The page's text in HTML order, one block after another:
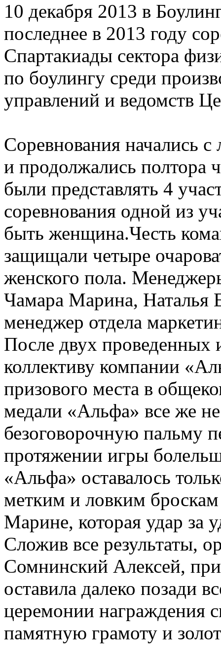
10 декабря 2013 в
последнее в 2013 году
Спартакиады сектора
по боулингу среди
управлений и ведомств
Соревнования начались
и продолжались
были представлять 4
соревнования одной из
быть женщина.Честь
защищали четыре
женского пола.
Чамара Марина, Наталья
менеджер отдела
После двух
коллективу компании
призового места в
медали «Альфа» все же
безоговорочную пальму
протяжении игры
«Альфа» оставалось
метким и ловким
Марине, которая удар за
Сложив все результаты,
Сомнинский Алексей,
оставила далеко позади
церемонии награждения
памятную грамоту и